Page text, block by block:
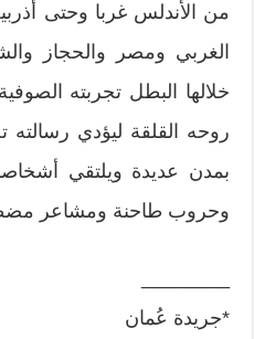
من الأندلس غربا وحتى
الغربي ومصر والحجاز
خلالها البطل تجربته
روحه القلقة ليؤدي
بمدن عديدة ويلتقي
وحروب طاحنة ومشاعر
*جريدة عُمان